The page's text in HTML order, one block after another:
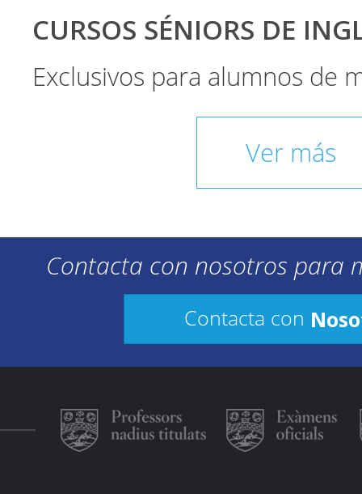
CURSOS SÉNIORS DE
Exclusivos para alumnos de
Ver más
Contacta con nosotros para
Contacta con